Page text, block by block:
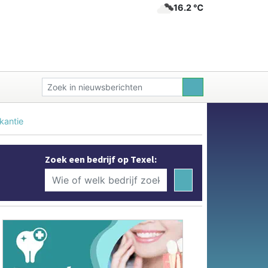
16.2 ℃
Zoek een bedrijf op Texel: